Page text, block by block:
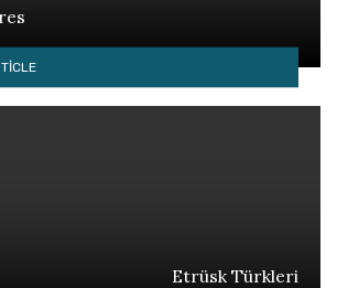
Etrüsk Türkleri